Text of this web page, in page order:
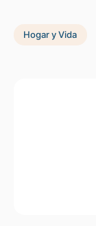
Hogar y Vida